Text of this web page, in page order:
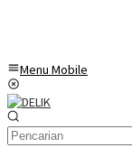
Menu Mobile